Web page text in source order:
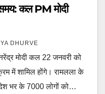
समय: कल PM मोदी
DHURVE
मोदी कल 22 जनवरी को
में शामिल होंगे। रामलला के
देश भर के 7000 लोगों को…